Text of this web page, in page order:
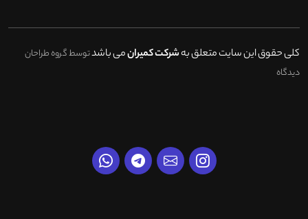
کلی حقوق این سایت متعلق بهشرکت کمیرانمی باشدتوسط گروه طراحان
دیدگاه